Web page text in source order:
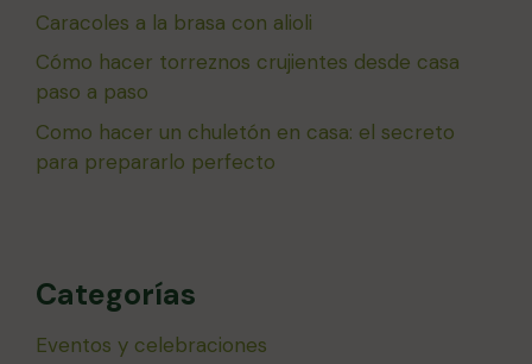
Caracoles a la brasa con alioli
Cómo hacer torreznos crujientes desde casa
paso a paso
Como hacer un chuletón en casa: el secreto
para prepararlo perfecto
Categorías
Eventos y celebraciones